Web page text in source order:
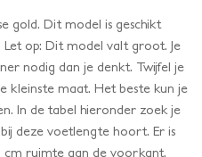
gold. Dit model is geschikt
op: Dit model valt groot. Je
nodig dan je denkt. Twijfel je
kleinste maat. Het beste kun je
In de tabel hieronder zoek je
deze voetlengte hoort. Er is
cm ruimte aan de voorkant.